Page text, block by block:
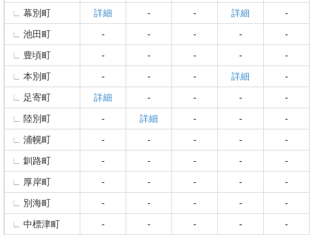
幕別町
詳細 - - 詳細
-
池田町
- - - -
-
豊頃町
- - - -
-
本別町
- - - 詳細
-
足寄町
詳細 - - -
-
陸別町
- 詳細 - -
-
浦幌町
- - - -
-
釧路町
- - - -
-
厚岸町
- - - -
-
別海町
- - - -
-
中標津町
- - - -
-